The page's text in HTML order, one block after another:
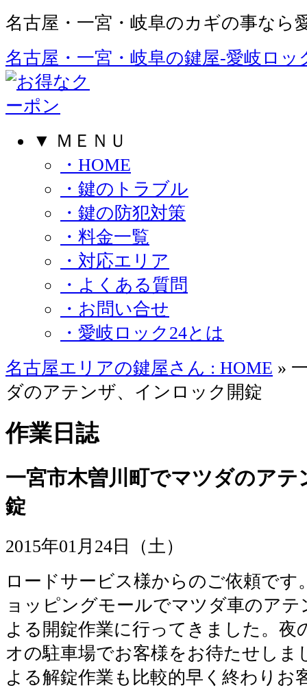
名古屋・一宮・岐阜のカギの事なら
名古屋・一宮・岐阜の鍵屋‐愛岐ロッ
▼ ＭＥＮＵ
・HOME
・鍵のトラブル
・鍵の防犯対策
・料金一覧
・対応エリア
・よくある質問
・お問い合せ
・愛岐ロック24とは
名古屋エリアの鍵屋さん : HOME »
ダのアテンザ、インロック開錠
作業日誌
一宮市木曽川町でマツダのア
錠
2015年01月24日（土）
ロードサービス様からのご依頼です
ョッピングモールでマツダ車のア
よる開錠作業に行ってきました。夜
オの駐車場でお客様をお待たせしま
よる解錠作業も比較的早く終わりお